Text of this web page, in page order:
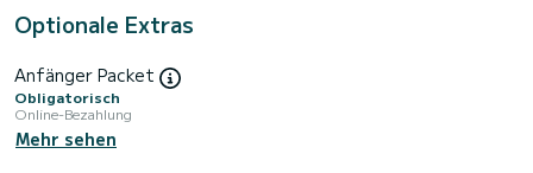
Optionale Extras
Anfänger Packet
Obligatorisch
Online-Bezahlung
Mehr sehen